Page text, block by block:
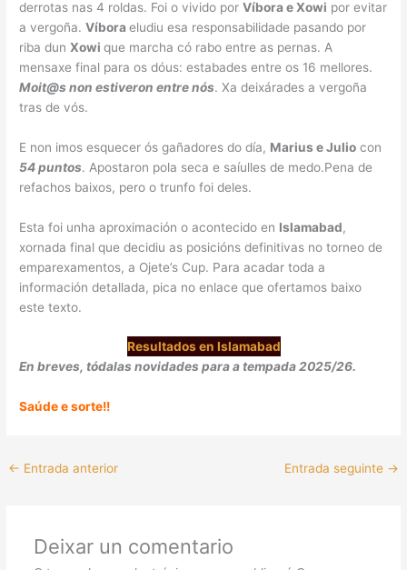
derrotas nas 4 roldas. Foi o vivido porVíbora e Xowi por evitar
a vergoña.Víboraeludiu esa responsabilidade pasando por
riba dunXowique marcha có rabo entre as pernas. A
mensaxe final para os dóus: estabades entre os 16 mellores.
Moit@s non estiveron entre nós. Xa deixárades a vergoña
tras de vós.
E non imos esquecer ós gañadores do día, Marius e Julio con
54 puntos. Apostaron pola seca e saíulles de medo.Pena de
refachos baixos, pero o trunfo foi deles.
Esta foi unha aproximación o acontecido en Islamabad,
xornada final que decidiu as posicións definitivas no torneo de
emparexamentos, a Ojete’s Cup. Para acadar toda a
información detallada, pica no enlace que ofertamos baixo
este texto.
Resultados en Islamabad
En breves, tódalas novidades para a tempada 2025/26.
Saúde e sorte!!
← Entrada anterior Entrada seguinte →
Deixar un comentario